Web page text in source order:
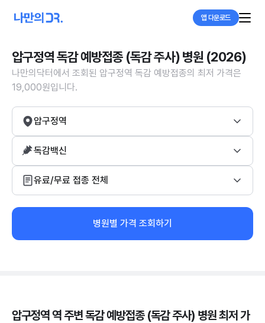
앱 다운로드
압구정역 독감 예방접종 (독감 주사) 병원 (2026)
나만의닥터에서 조회된 압구정역 독감 예방접종의 최저 가격은
19,000원입니다.
압구정역
독감백신
유료/무료 접종 전체
병원별 가격 조회하기
압구정역 역 주변 독감 예방접종 (독감 주사) 병원 최저 가